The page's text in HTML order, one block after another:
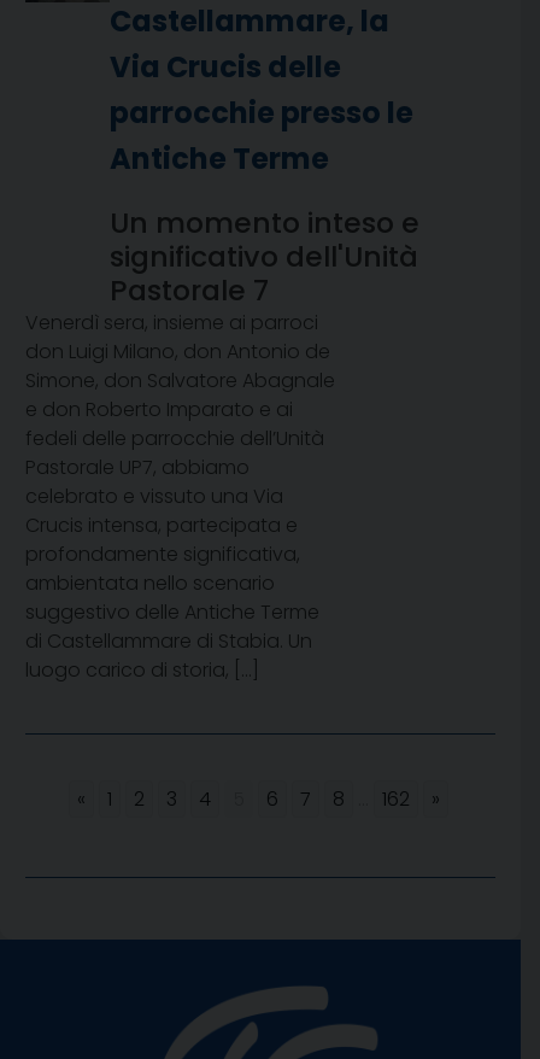
Castellammare, la
Via Crucis delle
parrocchie presso le
Antiche Terme
Un momento inteso e
significativo dell'Unità
Pastorale 7
Venerdì sera, insieme ai parroci
don Luigi Milano, don Antonio de
Simone, don Salvatore Abagnale
e don Roberto Imparato e ai
fedeli delle parrocchie dell’Unità
Pastorale UP7, abbiamo
celebrato e vissuto una Via
Crucis intensa, partecipata e
profondamente significativa,
ambientata nello scenario
suggestivo delle Antiche Terme
di Castellammare di Stabia. Un
luogo carico di storia, […]
« 1 2 3 4 6 7 8 162 »